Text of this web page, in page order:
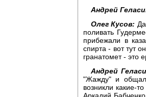
Андрей
Олег Кусов:
поливать
прибежали в
спирта - вот тут
гранатомет - это
Андрей
"Жажду" и
возникли какие-
Аркадий